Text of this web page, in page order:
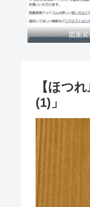
図案
【ほつ
(1)」